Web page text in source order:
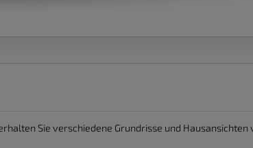
Sie verschiedene Grundrisse und Hausansichten